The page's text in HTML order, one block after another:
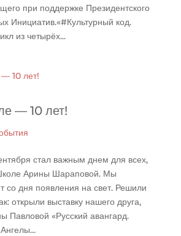
при поддержке Президентского
Инициатив.«#Культурный код.
из четырёх...
— 10 лет!
стал важным днем для всех,
Арины Шараповой. Мы
со дня появления на свет. Решили
открыли выставку нашего друга,
Павловой «Русский авангард.